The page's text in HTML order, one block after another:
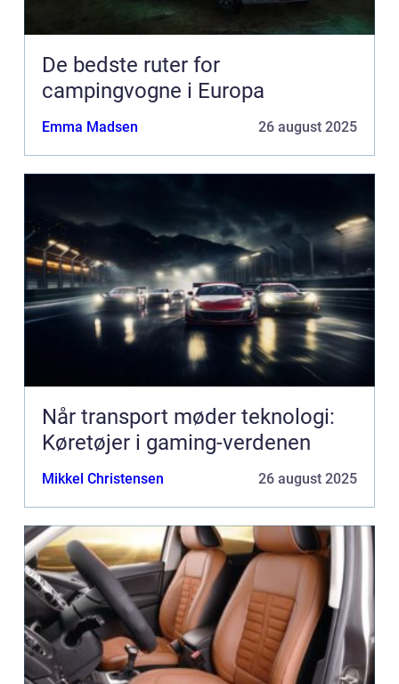
De bedste ruter for
campingvogne i Europa
Emma Madsen 26 august 2025
Når transport møder teknologi:
Køretøjer i gaming-verdenen
Mikkel Christensen 26 august 2025